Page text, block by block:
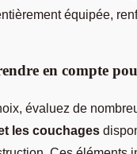
équipée,
en compte
évaluez de
les couchages